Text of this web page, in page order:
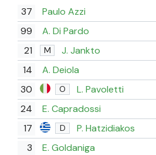
37
Paulo Azzi
99 A. Di Pardo
21 M J. Jankto
14 A. Deiola
30 O L. Pavoletti
24
E. Capradossi
17
D
P. Hatzidiakos
3
E. Goldaniga